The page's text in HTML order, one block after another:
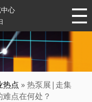
心
热点 » 热泵展|走集
点在何处？